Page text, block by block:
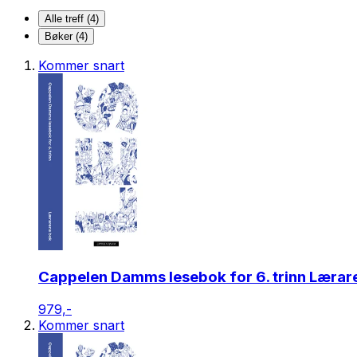
Alle treff (4)
Bøker (4)
Kommer snart
Cappelen Damms lesebok for 6. trinn
979,-
Kommer snart